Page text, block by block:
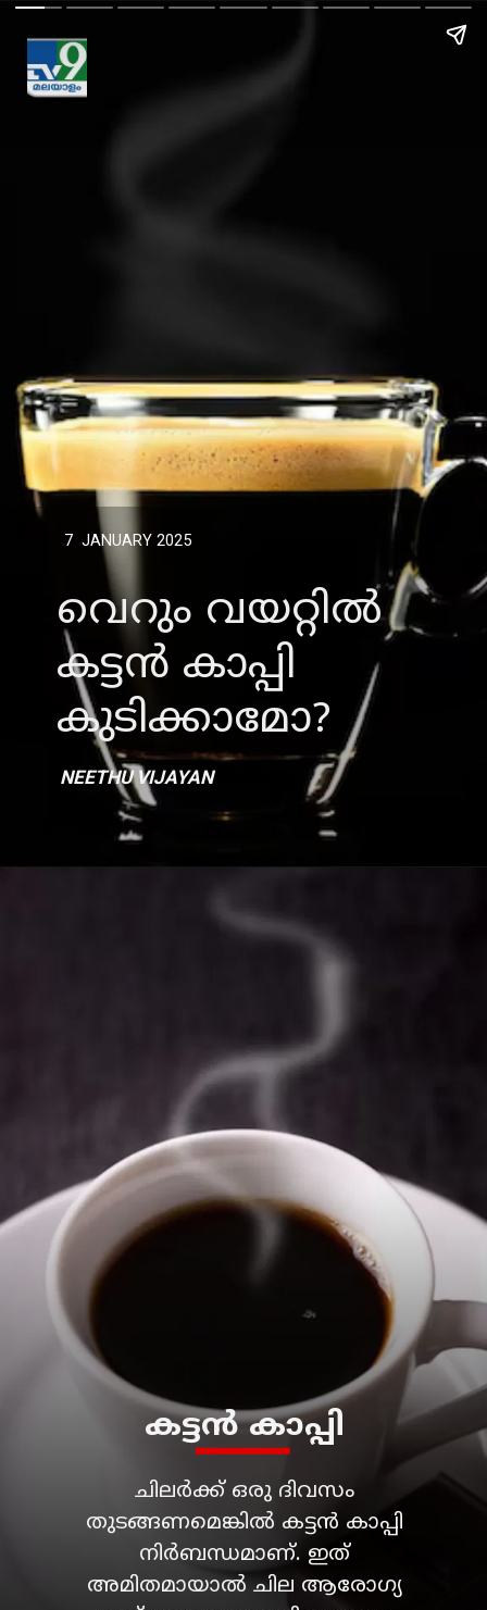
വെറും വയറ്റിൽ
കട്ടൻ കാപ്പി
കുടിക്കാമോ?
7 JANUARY 2025
NEETHU VIJAYAN
ചിലർക്ക് ഒരു ദിവസം
തുടങ്ങണമെങ്കിൽ കട്ടൻ കാപ്പി
നിർബന്ധമാണ്. ഇത്
അമിതമായാൽ ചില ആരോ​ഗ്യ
കട്ടൻ കാപ്പി